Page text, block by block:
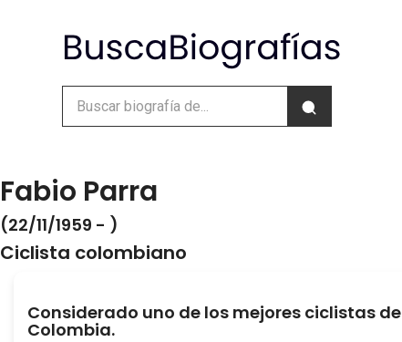
Fabio Parra
(22/11/1959 - )
Ciclista colombiano
Considerado uno de los mejores ciclistas de
Colombia.